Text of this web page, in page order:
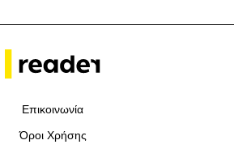
Επικοινωνία
Όροι Χρήσης